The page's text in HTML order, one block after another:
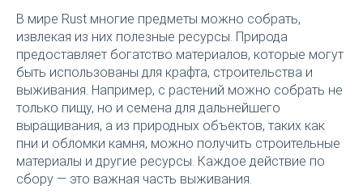
В мире Rust многие предметы можно собрать,
извлекая из них полезные ресурсы. Природа
предоставляет богатство материалов, которые могут
быть использованы для крафта, строительства и
выживания. Например, с растений можно собрать не
только пищу, но и семена для дальнейшего
выращивания, а из природных объектов, таких как
пни и обломки камня, можно получить строительные
материалы и другие ресурсы. Каждое действие по
сбору — это важная часть выживания.